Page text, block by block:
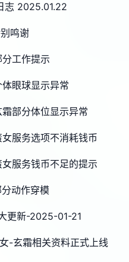
志 2025.01.22
鸣谢
工作提示
眼球显示异常
部分体位显示异常
服务选项不消耗钱币
服务钱币不足的提示
动作穿模
更新-2025-01-21
-玄霜相关资料正式上线